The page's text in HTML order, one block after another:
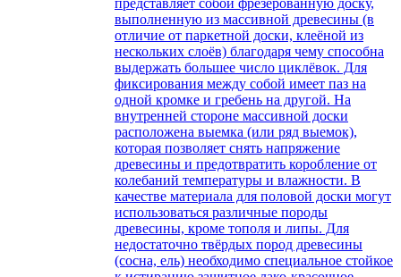
представляет собой фрезерованную доску,
выполненную из массивной древесины (в
отличие от паркетной доски, клеёной из
нескольких слоёв) благодаря чему способна
выдержать большее число циклёвок. Для
фиксирования между собой имеет паз на
одной кромке и гребень на другой. На
внутренней стороне массивной доски
расположена выемка (или ряд выемок),
которая позволяет снять напряжение
древесины и предотвратить коробление от
колебаний температуры и влажности. В
качестве материала для половой доски могут
использоваться различные породы
древесины, кроме тополя и липы. Для
недостаточно твёрдых пород древесины
(сосна, ель) необходимо специальное стойкое